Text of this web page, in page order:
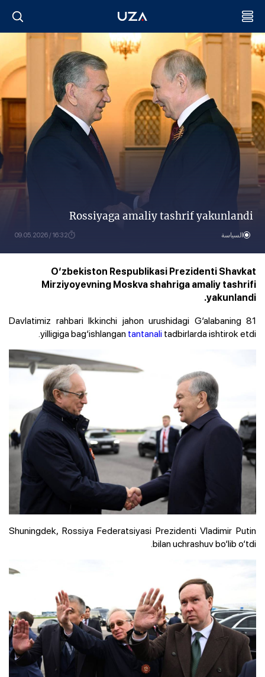
Rossiyaga amaliy tashrif yakunlandi
السياسة 16:32 / 09.05.2026
O‘zbekiston Respublikasi Prezidenti Shavkat
Mirziyoyevning Moskva shahriga amaliy tashrifi
yakunlandi.
Davlatimiz rahbari Ikkinchi jahon urushidagi G‘alabaning 81
yilligiga bag‘ishlangantantanalitadbirlarda ishtirok etdi.
Shuningdek, Rossiya Federatsiyasi Prezidenti Vladimir Putin
bilan uchrashuv bo‘lib o‘tdi.